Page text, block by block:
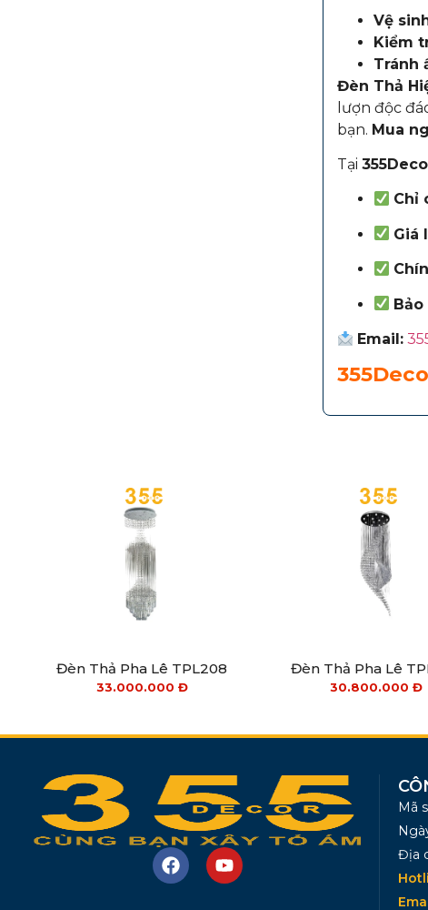
Vệ
Kiểm
Tránh
Đèn Thả
lượn độc
bạn. Mua
Tại
Chỉ
Giá
Email:
Đèn Thả Pha Lê TPL208
33.000.000 Đ
Đèn Thả Pha Lê
30.800.000 Đ
Mã
Địa